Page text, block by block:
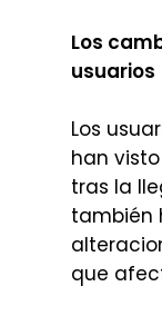
Los
usuarios
Los
han
tras la
también
que